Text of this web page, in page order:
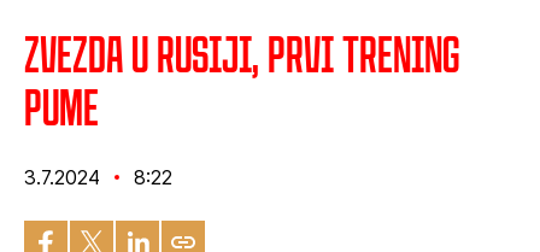
Zvezda u Rusiji, prvi trening
Pume
3.7.2024 8:22